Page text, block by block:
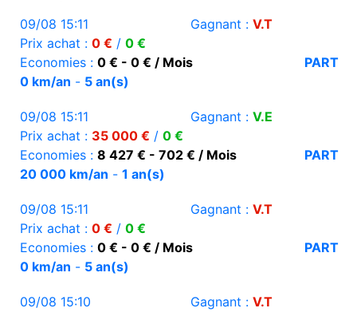
09/08 15:11 Gagnant : V.T
Prix achat : 0 € / 0 €
Economies : 0 € - 0 € / Mois
PART
0 km/an - 5 an(s)
09/08 15:11 Gagnant : V.E
Prix achat : 35 000 € / 0 €
Economies : 8 427 € - 702 € / Mois
PART
20 000 km/an - 1 an(s)
09/08 15:11 Gagnant : V.T
Prix achat : 0 € / 0 €
Economies : 0 € - 0 € / Mois
PART
0 km/an - 5 an(s)
09/08 15:10 Gagnant : V.T